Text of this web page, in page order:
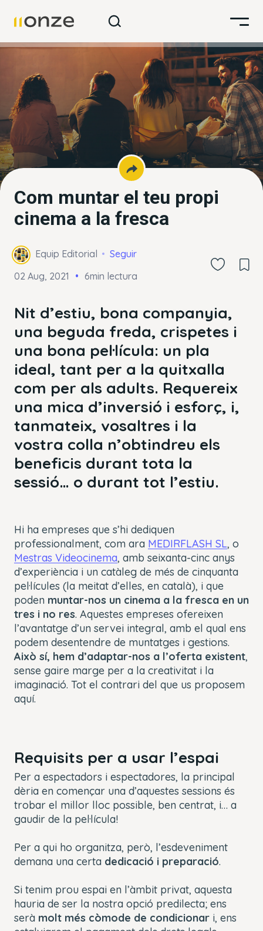
Com muntar el teu propi
cinema a la fresca
Equip Editorial
Seguir
02 Aug, 2021
6min lectura
Nit d’estiu, bona companyia,
una beguda freda, crispetes i
una bona pel·lícula: un pla
ideal, tant per a la quitxalla
com per als adults. Requereix
una mica d’inversió i esforç, i,
tanmateix, vosaltres i la
vostra colla n’obtindreu els
beneficis durant tota la
sessió… o durant tot l’estiu.
Hi ha empreses que s’hi dediquen
professionalment, com ara MEDIRFLASH SL, o
Mestras Videocinema, amb seixanta-cinc anys
d’experiència i un catàleg de més de cinquanta
pel·lícules (la meitat d’elles, en català), i que
poden muntar-nos un cinema a la fresca en un
tres i no res. Aquestes empreses ofereixen
l’avantatge d’un servei integral, amb el qual ens
podem desentendre de muntatges i gestions.
Això sí, hem d’adaptar-nos a l’oferta existent,
sense gaire marge per a la creativitat i la
imaginació. Tot el contrari del que us proposem
aquí.
Requisits per a usar l’espai
Per a espectadors i espectadores, la principal
dèria en començar una d’aquestes sessions és
trobar el millor lloc possible, ben centrat, i… a
gaudir de la pel·lícula!
Per a qui ho organitza, però, l’esdeveniment
demana una certa dedicació i preparació.
Si tenim prou espai en l’àmbit privat, aquesta
hauria de ser la nostra opció predilecta; ens
serà molt més còmode de condicionar i, ens